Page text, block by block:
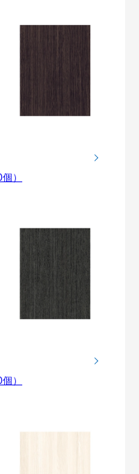
）
）